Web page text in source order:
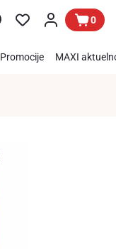
0
Promocije MAXI